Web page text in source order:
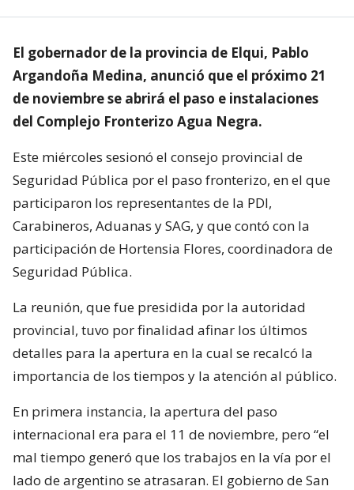
El gobernador de la provincia de Elqui, Pablo
Argandoña Medina, anunció que el próximo 21
de noviembre se abrirá el paso e instalaciones
del Complejo Fronterizo Agua Negra.
Este miércoles sesionó el consejo provincial de
Seguridad Pública por el paso fronterizo, en el que
participaron los representantes de la PDI,
Carabineros, Aduanas y SAG, y que contó con la
participación de Hortensia Flores, coordinadora de
Seguridad Pública.
La reunión, que fue presidida por la autoridad
provincial, tuvo por finalidad afinar los últimos
detalles para la apertura en la cual se recalcó la
importancia de los tiempos y la atención al público.
En primera instancia, la apertura del paso
internacional era para el 11 de noviembre, pero “el
mal tiempo generó que los trabajos en la vía por el
lado de argentino se atrasaran. El gobierno de San